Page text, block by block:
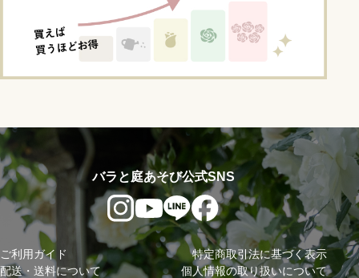
バラと庭あそび公式SNS
ご利用ガイド
配送・送料について
特定商取引法に基づく表示
個人情報の取り扱いについて